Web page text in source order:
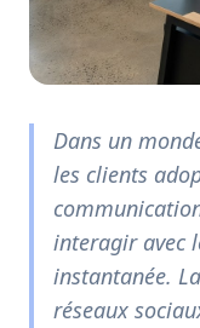
Dans un
les clients
interagir avec
instantanée.
réseaux